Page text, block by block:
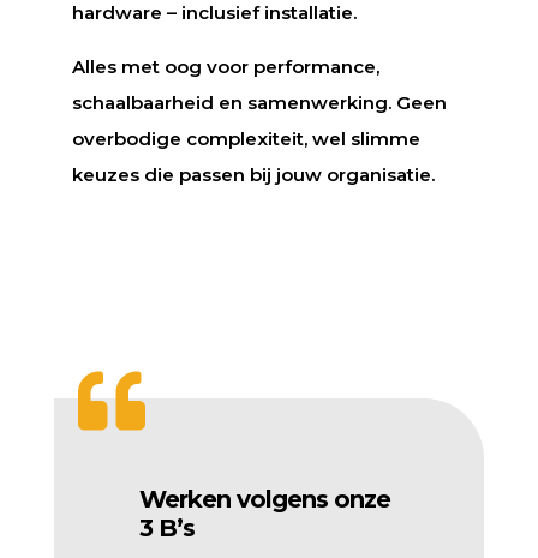
hardware – inclusief installatie.
Alles met oog voor performance,
schaalbaarheid en samenwerking. Geen
overbodige complexiteit, wel slimme
keuzes die passen bij jouw organisatie.

Werken volgens onze
3 B’s